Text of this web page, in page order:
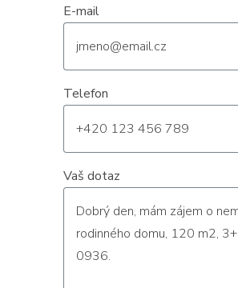
E-mail
Telefon
Vaš dotaz